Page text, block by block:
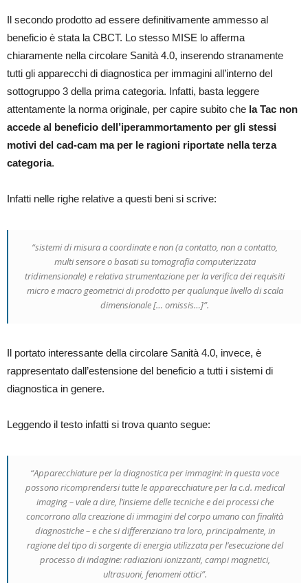
Il secondo prodotto ad essere definitivamente ammesso al
beneficio è stata la CBCT. Lo stesso MISE lo afferma
chiaramente nella circolare Sanità 4.0, inserendo stranamente
tutti gli apparecchi di diagnostica per immagini all’interno del
sottogruppo 3 della prima categoria. Infatti, basta leggere
attentamente la norma originale, per capire subito che la Tac non
accede al beneficio dell’iperammortamento per gli stessi
motivi del cad-cam ma per le ragioni riportate nella terza
categoria.
Infatti nelle righe relative a questi beni si scrive:
“sistemi di misura a coordinate e non (a contatto, non a contatto,
multi sensore o basati su tomografia computerizzata
tridimensionale) e relativa strumentazione per la verifica dei requisiti
micro e macro geometrici di prodotto per qualunque livello di scala
dimensionale [… omissis…]”.
Il portato interessante della circolare Sanità 4.0, invece, è
rappresentato dall’estensione del beneficio a tutti i sistemi di
diagnostica in genere.
Leggendo il testo infatti si trova quanto segue:
“Apparecchiature per la diagnostica per immagini: in questa voce
possono ricomprendersi tutte le apparecchiature per la c.d. medical
imaging – vale a dire, l’insieme delle tecniche e dei processi che
concorrono alla creazione di immagini del corpo umano con finalità
diagnostiche – e che si differenziano tra loro, principalmente, in
ragione del tipo di sorgente di energia utilizzata per l’esecuzione del
processo di indagine: radiazioni ionizzanti, campi magnetici,
ultrasuoni, fenomeni ottici”.